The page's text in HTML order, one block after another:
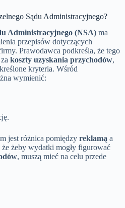
Sądu Administracyjnego?
Administracyjnego (NSA) ma
przepisów dotyczących
Prawodawca podkreśla, że tego
koszty uzyskania przychodów,
kryteria. Wśród
wymienić:
jest różnica pomiędzy reklamą a
żeby wydatki mogły figurować
, muszą mieć na celu przede